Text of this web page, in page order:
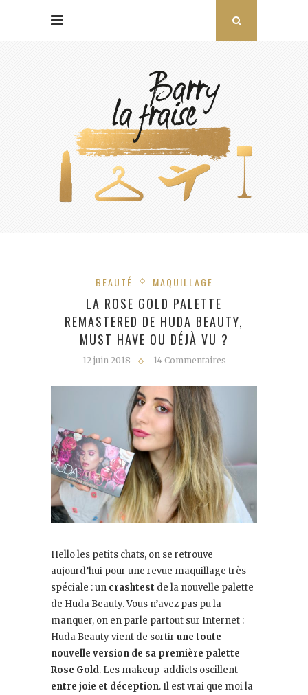
BEAUTÉ MAQUILLAGE
LA ROSE GOLD PALETTE
REMASTERED DE HUDA BEAUTY,
MUST HAVE OU DÉJÀ VU ?
12 juin 2018 14 Commentaires
Hello les petits chats, on se retrouve
aujourd’hui pour une revue maquillage très
spéciale : un crashtest de la nouvelle palette
de Huda Beauty. Vous n’avez pas pu la
manquer, on en parle partout sur Internet :
Huda Beauty vient de sortir une toute
nouvelle version de sa première palette
Rose Gold. Les makeup-addicts oscillent
entre joie et déception. Il est vrai que moi la